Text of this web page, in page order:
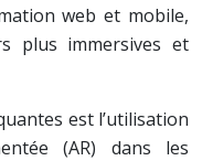
web et mobile,
plus immersives et
est l’utilisation
(AR) dans les